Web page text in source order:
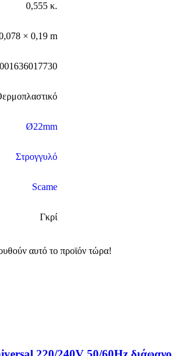
0,555 κ.
× 0,19 m
Ø22mm
Στρογγυλό
Scame
Γκρί
αυτό το προϊόν τώρα!